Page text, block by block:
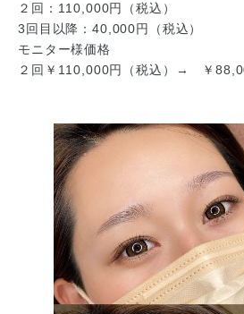
２回：110,000円（税込）
3回目以降：40,000円（税込）
モニター様価格
２回￥110,000円（税込）→ ￥